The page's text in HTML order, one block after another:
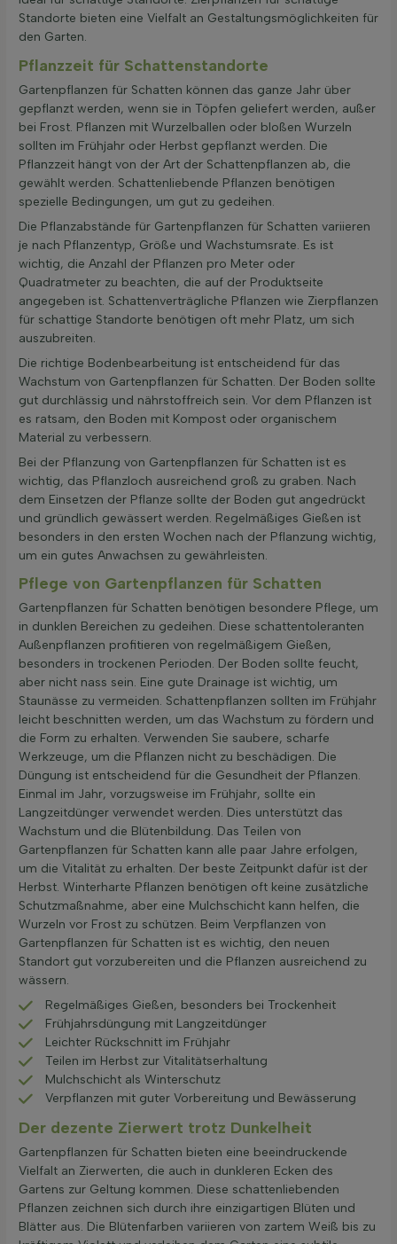
Standorte bieten eine Vielfalt an Gestaltungsmöglichkeiten für
den Garten.
Pflanzzeit für Schattenstandorte
Gartenpflanzen für Schatten können das ganze Jahr über
gepflanzt werden, wenn sie in Töpfen geliefert werden, außer
bei Frost. Pflanzen mit Wurzelballen oder bloßen Wurzeln
sollten im Frühjahr oder Herbst gepflanzt werden. Die
Pflanzzeit hängt von der Art der Schattenpflanzen ab, die
gewählt werden. Schattenliebende Pflanzen benötigen
spezielle Bedingungen, um gut zu gedeihen.
Die Pflanzabstände für Gartenpflanzen für Schatten variieren
je nach Pflanzentyp, Größe und Wachstumsrate. Es ist
wichtig, die Anzahl der Pflanzen pro Meter oder
Quadratmeter zu beachten, die auf der Produktseite
angegeben ist. Schattenverträgliche Pflanzen wie Zierpflanzen
für schattige Standorte benötigen oft mehr Platz, um sich
auszubreiten.
Die richtige Bodenbearbeitung ist entscheidend für das
Wachstum von Gartenpflanzen für Schatten. Der Boden sollte
gut durchlässig und nährstoffreich sein. Vor dem Pflanzen ist
es ratsam, den Boden mit Kompost oder organischem
Material zu verbessern.
Bei der Pflanzung von Gartenpflanzen für Schatten ist es
wichtig, das Pflanzloch ausreichend groß zu graben. Nach
dem Einsetzen der Pflanze sollte der Boden gut angedrückt
und gründlich gewässert werden. Regelmäßiges Gießen ist
besonders in den ersten Wochen nach der Pflanzung wichtig,
um ein gutes Anwachsen zu gewährleisten.
Pflege von Gartenpflanzen für Schatten
Gartenpflanzen für Schatten benötigen besondere Pflege, um
in dunklen Bereichen zu gedeihen. Diese schattentoleranten
Außenpflanzen profitieren von regelmäßigem Gießen,
besonders in trockenen Perioden. Der Boden sollte feucht,
aber nicht nass sein. Eine gute Drainage ist wichtig, um
Staunässe zu vermeiden. Schattenpflanzen sollten im Frühjahr
leicht beschnitten werden, um das Wachstum zu fördern und
die Form zu erhalten. Verwenden Sie saubere, scharfe
Werkzeuge, um die Pflanzen nicht zu beschädigen. Die
Düngung ist entscheidend für die Gesundheit der Pflanzen.
Einmal im Jahr, vorzugsweise im Frühjahr, sollte ein
Langzeitdünger verwendet werden. Dies unterstützt das
Wachstum und die Blütenbildung. Das Teilen von
Gartenpflanzen für Schatten kann alle paar Jahre erfolgen,
um die Vitalität zu erhalten. Der beste Zeitpunkt dafür ist der
Herbst. Winterharte Pflanzen benötigen oft keine zusätzliche
Schutzmaßnahme, aber eine Mulchschicht kann helfen, die
Wurzeln vor Frost zu schützen. Beim Verpflanzen von
Gartenpflanzen für Schatten ist es wichtig, den neuen
Standort gut vorzubereiten und die Pflanzen ausreichend zu
wässern.
Regelmäßiges Gießen, besonders bei Trockenheit
Frühjahrsdüngung mit Langzeitdünger
Leichter Rückschnitt im Frühjahr
Teilen im Herbst zur Vitalitätserhaltung
Mulchschicht als Winterschutz
Verpflanzen mit guter Vorbereitung und Bewässerung
Der dezente Zierwert trotz Dunkelheit
Gartenpflanzen für Schatten bieten eine beeindruckende
Vielfalt an Zierwerten, die auch in dunkleren Ecken des
Gartens zur Geltung kommen. Diese schattenliebenden
Pflanzen zeichnen sich durch ihre einzigartigen Blüten und
Blätter aus. Die Blütenfarben variieren von zartem Weiß bis zu